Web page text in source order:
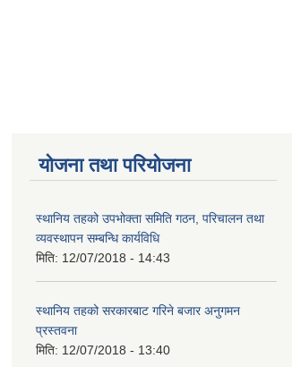
योजना तथा परियोजना
स्थानिय तहको उपभोक्ता समिति गठन, परिचालन तथा
व्यवस्थापन सम्बन्धि कार्यविधि
मिति: 12/07/2018 - 14:43
स्थानिय तहको सरकारबाट गरिने बजार अनुगमन
प्रस्तवना
मिति: 12/07/2018 - 13:40